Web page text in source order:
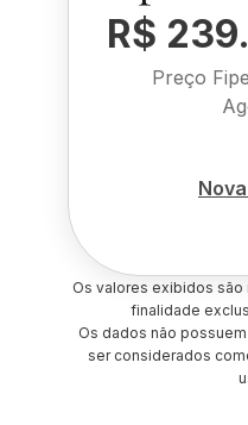
R$
Preço
Os valores exibidos
finalidade
Os dados não
ser considerados